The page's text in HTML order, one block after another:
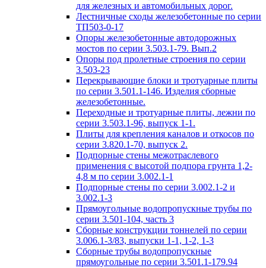
для железных и автомобильных дорог.
Лестничные сходы железобетонные по серии
ТП503-0-17
Опоры железобетонные автодорожных
мостов по серии 3.503.1-79. Вып.2
Опоры под пролетные строения по серии
3.503-23
Перекрывающие блоки и тротуарные плиты
по серии 3.501.1-146. Изделия сборные
железобетонные.
Переходные и тротуарные плиты, лежни по
серии 3.503.1-96, выпуск 1-1.
Плиты для крепления каналов и откосов по
серии 3.820.1-70, выпуск 2.
Подпорные стены межотраслевого
применения с высотой подпора грунта 1,2-
4,8 м по серии 3.002.1-1
Подпорные стены по серии 3.002.1-2 и
3.002.1-3
Прямоугольные водопропускные трубы по
серии 3.501-104, часть 3
Сборные конструкции тоннелей по серии
3.006.1-3/83, выпуски 1-1, 1-2, 1-3
Сборные трубы водопропускные
прямоугольные по серии 3.501.1-179.94